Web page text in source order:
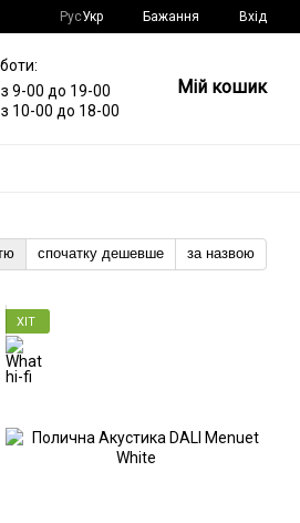
РусУкр Бажання Вхід
з 9-00 до 19-00
з 10-00 до 18-00
Мій кошик
спочатку дешевше за назвою
ХІТ